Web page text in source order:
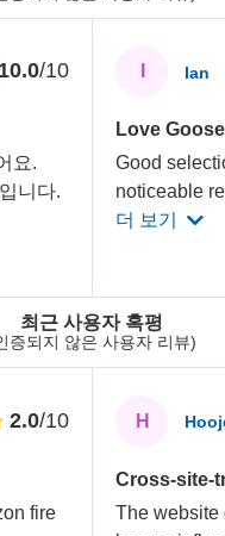
최근 사용자 혹평
증되지 않은 사용자 리뷰)
/10
요.
니다.
2.0/10
fire
Ian
Love
Good
noticeable
더 보기
H
Cross-site-
The website